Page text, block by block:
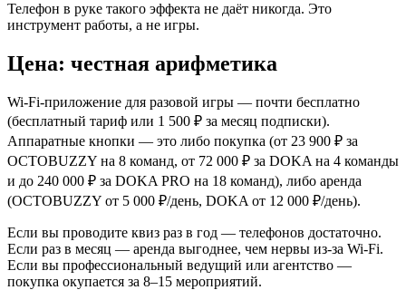
Телефон в руке такого эффекта не даёт никогда. Это
инструмент работы, а не игры.
Цена: честная арифметика
Wi-Fi-приложение для разовой игры — почти бесплатно
(бесплатный тариф или 1 500 ₽ за месяц подписки).
Аппаратные кнопки — это либо покупка (от 23 900 ₽ за
OCTOBUZZY на 8 команд, от 72 000 ₽ за DOKA на 4 команды
и до 240 000 ₽ за DOKA PRO на 18 команд), либо аренда
(OCTOBUZZY от 5 000 ₽/день, DOKA от 12 000 ₽/день).
Если вы проводите квиз раз в год — телефонов достаточно.
Если раз в месяц — аренда выгоднее, чем нервы из-за Wi-Fi.
Если вы профессиональный ведущий или агентство —
покупка окупается за 8–15 мероприятий.